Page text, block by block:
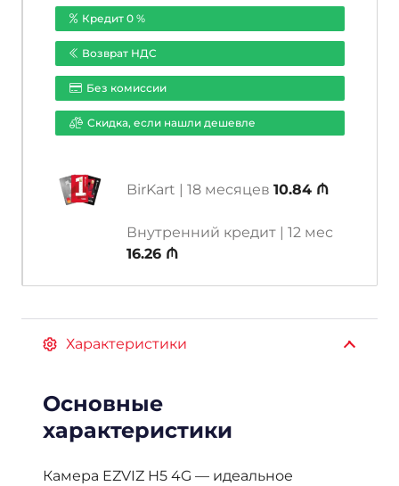
Кредит 0 %
Возврат НДС
Без комиссии
Cкидка, если нашли дешевле
BirKart | 18 месяцев 10.84 ₼
Внутренний кредит | 12 мес
16.26 ₼
Характеристики
Основные
характеристики
Камера EZVIZ H5 4G — идеальное